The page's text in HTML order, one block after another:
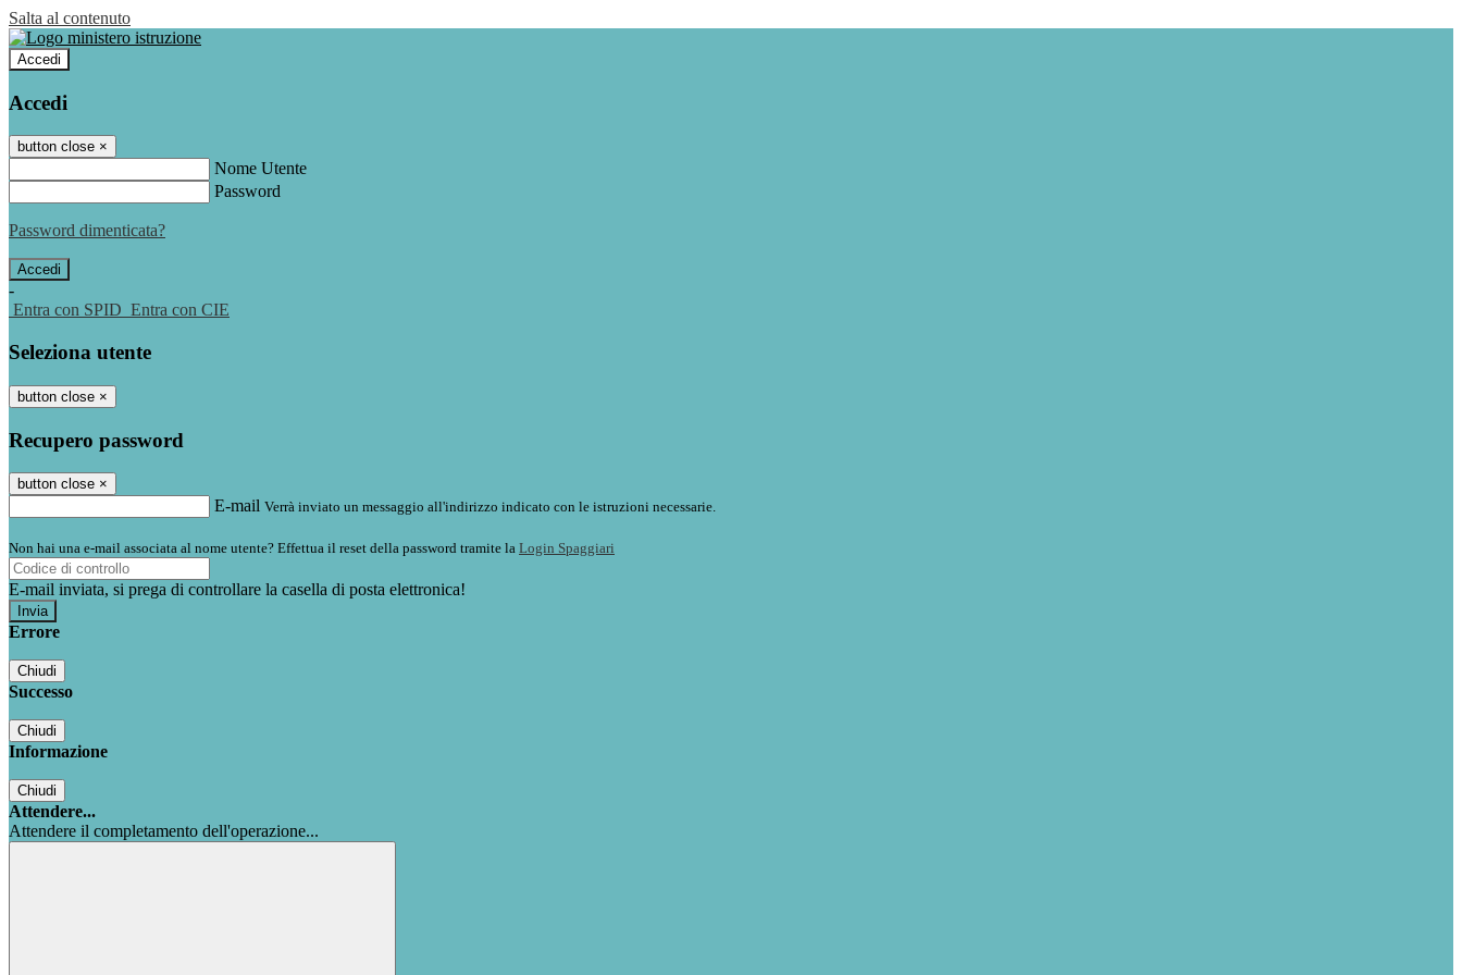
Salta al contenuto
Accedi
Accedi
button close ×
Nome Utente
Password
Password dimenticata?
-
Entra con SPID Entra con CIE
Seleziona utente
button close ×
Recupero password
button close ×
E-mail Verrà inviato un messaggio all'indirizzo indicato con le istruzioni necessarie.
Non hai una e-mail associata al nome utente? Effettua il reset della password tramite la Login Spaggiari
E-mail inviata, si prega di controllare la casella di posta elettronica!
Errore
Chiudi
Successo
Chiudi
Informazione
Chiudi
Attendere...
Attendere il completamento dell'operazione...